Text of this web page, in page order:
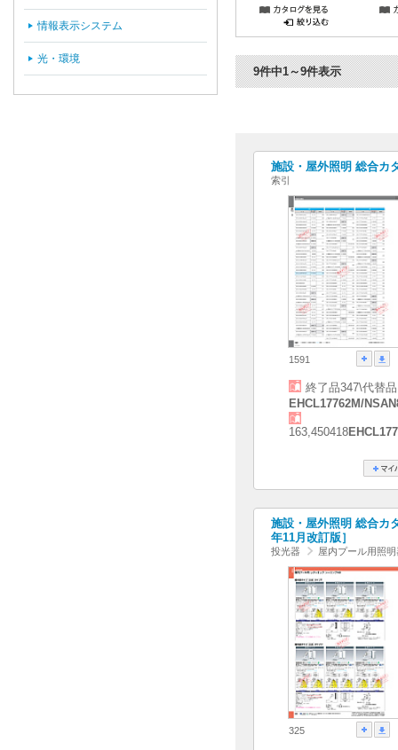
9件中1～9件表示
施設・屋外照明 総合カ
索引
1591
終了品347\代替品
EHCL17762M/
163,450418
施設・屋外照明 総合カ
年11月改訂版］
投光器 屋内プール用照
325
情報表示システム
光・環境